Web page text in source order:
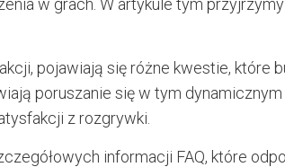
w grach. W artykule tym
pojawiają się różne kwestie,
poruszanie się w tym
z rozgrywki.
informacji FAQ, które